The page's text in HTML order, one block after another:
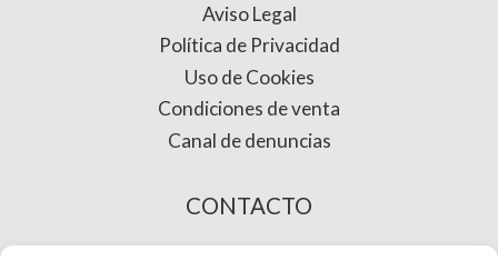
Aviso Legal
Política de Privacidad
Uso de Cookies
Condiciones de venta
Canal de denuncias
CONTACTO